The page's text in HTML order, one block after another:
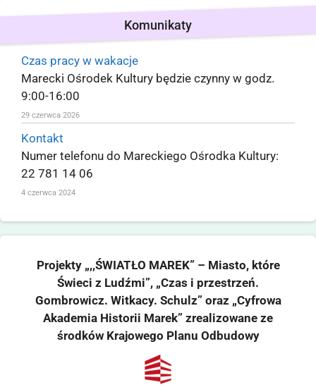
Komunikaty
Czas pracy w wakacje
Marecki Ośrodek Kultury będzie czynny w godz.
9:00-16:00
29 czerwca 2026
Kontakt
Numer telefonu do Mareckiego Ośrodka Kultury:
22 781 14 06
4 czerwca 2024
Projekty „,,ŚWIATŁO MAREK” – Miasto, które
Świeci z Ludźmi”, „Czas i przestrzeń.
Gombrowicz. Witkacy. Schulz” oraz „Cyfrowa
Akademia Historii Marek” zrealizowane ze
środków Krajowego Planu Odbudowy